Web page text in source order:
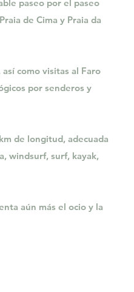
paseo por el paseo
de Cima y Praia da
como visitas al Faro
por senderos y
de longitud, adecuada
windsurf, surf, kayak,
aún más el ocio y la